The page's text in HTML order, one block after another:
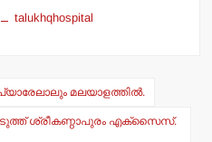
talukhqhospital
മലയാളത്തില്‍.
ശ്രീകണ്ഠാപുരം എക്‌സൈസ്.